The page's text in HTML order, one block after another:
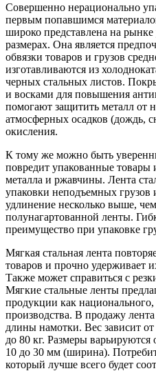
Совершенно нерационально
первым попавшимся
широко представлена на
размерах. Она является
обвязки товаров и грузов
изготавливаются из
черных стальных листов.
и восками для повышения
помогают защитить металл от
атмосферных осадков (дождь,
окисления.
К тому же можно быть
повредит упакованные товары
металла и ржавчины. Лента
упаковки неподъемных грузов
удлинение несколько выше,
полунагартованной ленты.
преимущество при упаковке
Мягкая стальная лента
товаров и прочно удерживает
Также может справиться с
Мягкие стальные ленты
продукции как
производства. В продажу
длины намотки. Вес зависит от
до 80 кг. Размеры
10 до 30 мм (ширина).
который лучше всего будет